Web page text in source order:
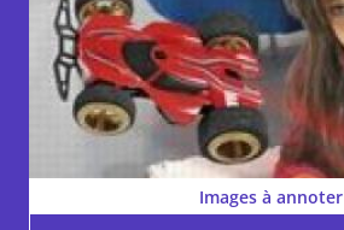
Images à annoter